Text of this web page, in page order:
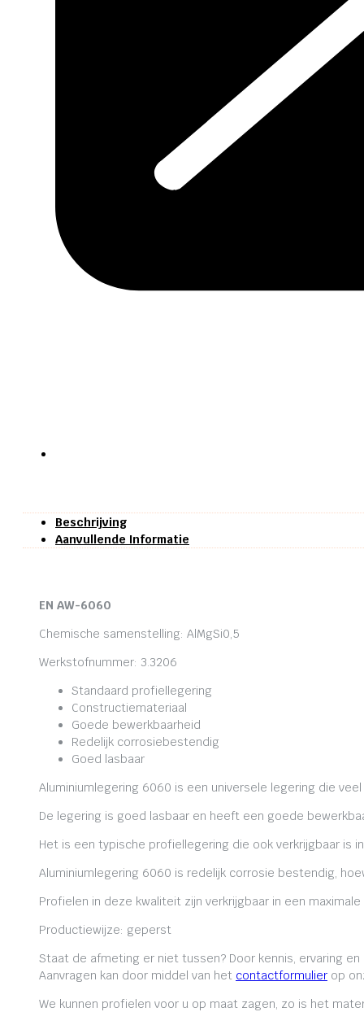
Beschrijving
Aanvullende Informatie
EN AW-6060
Chemische samenstelling: AlMgSi0,5
Werkstofnummer: 3.3206
Standaard profiellegering
Constructiemateriaal
Goede bewerkbaarheid
Redelijk corrosiebestendig
Goed lasbaar
Aluminiumlegering 6060 is een universele legering die
De legering is goed lasbaar en heeft een goede
Het is een typische profiellegering die ook verkrijgbaar is
Aluminiumlegering 6060 is redelijk corrosie bestendig,
Profielen in deze kwaliteit zijn verkrijgbaar in een
Productiewijze: geperst
Staat de afmeting er niet tussen? Door kennis, ervaring
Aanvragen kan door middel van het contactformulier op
We kunnen profielen voor u op maat zagen, zo is het